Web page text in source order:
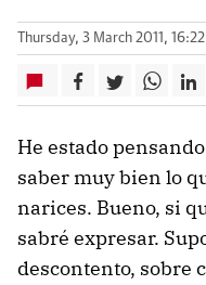
Thursday, 3 March 2011, 16:22
He estado
saber muy bien lo
narices. Bueno, si
sabré expresar.
descontento, sobre